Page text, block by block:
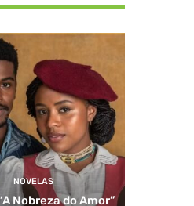
NOVELAS
Nobreza do Amor”